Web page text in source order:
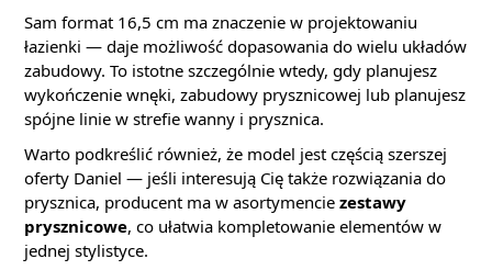
Sam format 16,5 cm ma znaczenie w projektowaniu
łazienki — daje możliwość dopasowania do wielu układów
zabudowy. To istotne szczególnie wtedy, gdy planujesz
wykończenie wnęki, zabudowy prysznicowej lub planujesz
spójne linie w strefie wanny i prysznica.
Warto podkreślić również, że model jest częścią szerszej
oferty Daniel — jeśli interesują Cię także rozwiązania do
prysznica, producent ma w asortymencie zestawy
prysznicowe, co ułatwia kompletowanie elementów w
jednej stylistyce.